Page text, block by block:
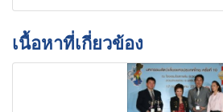
เนื้อหาที่เกี่ยวข้อง